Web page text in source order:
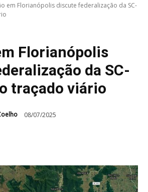
em Florianópolis discute federalização da SC-
Florianópolis
da SC-
traçado viário
08/07/2025